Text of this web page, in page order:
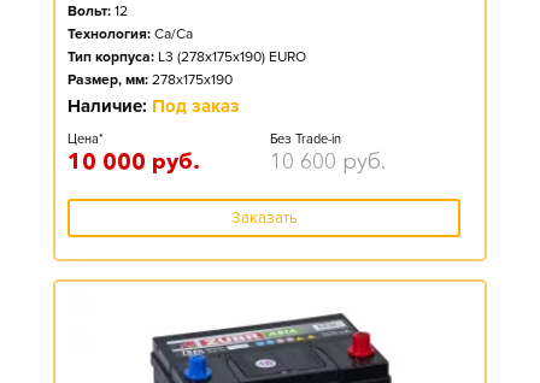
Вольт: 12
Технология: Ca/Ca
Тип корпуса: L3 (278x175x190) EURO
Размер, мм: 278x175x190
Наличие: Под заказ
Цена*
10 000 руб.
Без Trade-in
10 600 руб.
Заказать